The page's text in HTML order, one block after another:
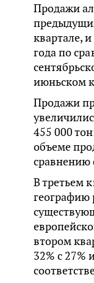
Продажи
квартале,
года по
июньском
Продажи
455 000
объеме
сравнению
В третьем
географию
втором
32% с 27%